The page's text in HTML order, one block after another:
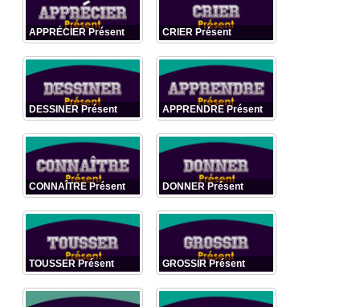
APPRÉCIER Présent CRIER Présent
DESSINER Présent APPRENDRE Présent
CONNAÎTRE Présent DONNER Présent
TOUSSER Présent GROSSIR Présent